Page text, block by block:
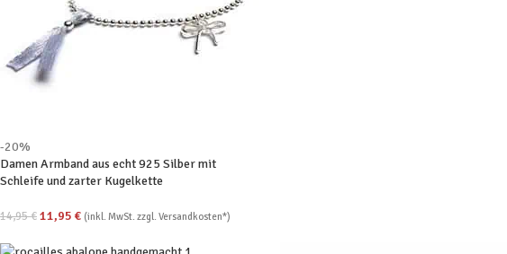
-20%
Damen Armband aus echt 925 Silber mit
Schleife und zarter Kugelkette
14,95€11,95 € (inkl. MwSt. zzgl. Versandkosten*)